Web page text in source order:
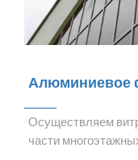
Алюминиевое
Осуществляем
части